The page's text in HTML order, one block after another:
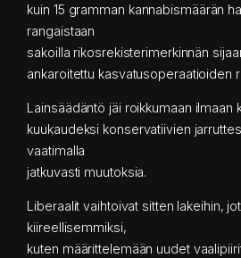
kuin 15 gramman kannabismäärän
rangaistaan
sakoilla rikosrekisterimerkinnän
ankaroitettu kasvatusoperaatioiden
Lainsäädäntö jäi roikkumaan ilmaan
kuukaudeksi konservatiivien
vaatimalla
jatkuvasti muutoksia.
Liberaalit vaihtoivat sitten lakeihin,
kiireellisemmiksi,
kuten määrittelemään uudet